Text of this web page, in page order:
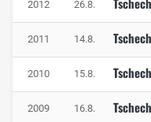
Foto: IMAGO / Icon Sportswire
Die Statistik zum
Rekordsieger im
Legende Valentino
insgesamt fünfmal
2012 26.8.
2011 14.8.
2010 15.8.
2009 16.8.